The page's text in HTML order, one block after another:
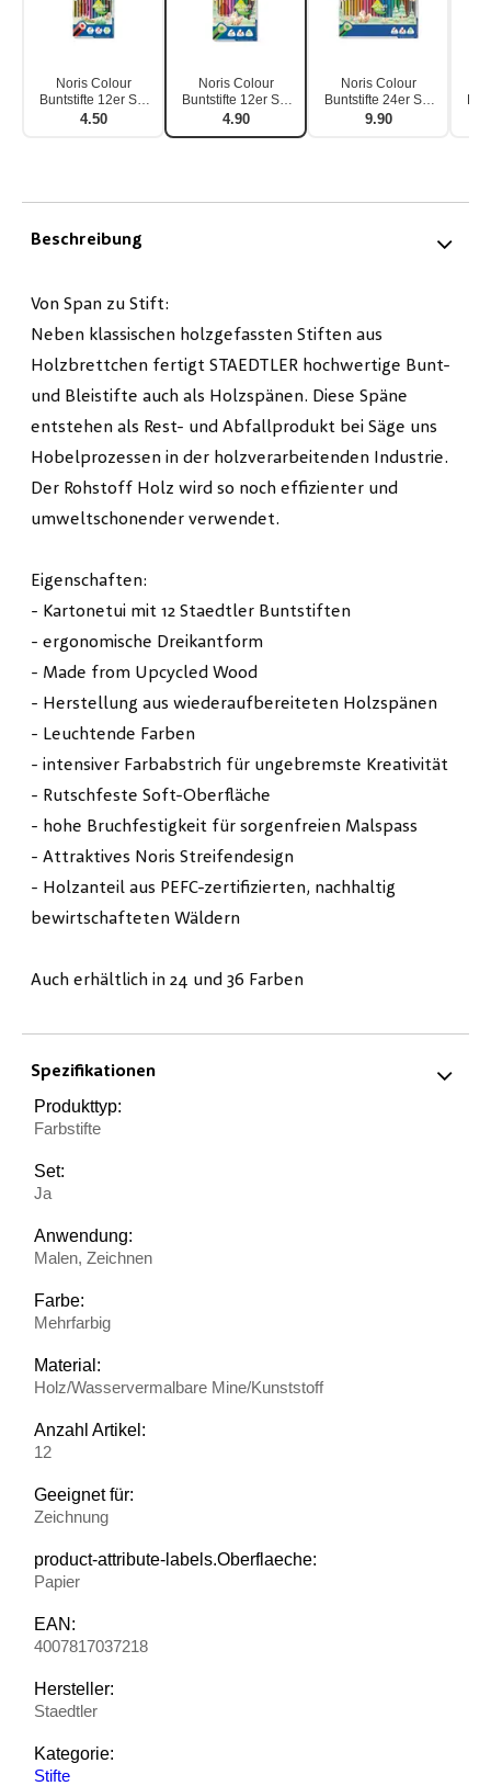
Noris Colour
Buntstifte 12er Set
Sechskant
4.50
Noris Colour
Buntstifte 12er Set
Dreikant
4.90
Noris Colour
Buntstifte 24er Set
Dreikant
9.90
Beschreibung
Von Span zu Stift:
Neben klassischen holzgefassten Stiften aus
Holzbrettchen fertigt STAEDTLER hochwertige Bunt-
und Bleistifte auch als Holzspänen. Diese Späne
entstehen als Rest- und Abfallprodukt bei Säge uns
Hobelprozessen in der holzverarbeitenden Industrie.
Der Rohstoff Holz wird so noch effizienter und
umweltschonender verwendet.
Eigenschaften:
- Kartonetui mit 12 Staedtler Buntstiften
- ergonomische Dreikantform
- Made from Upcycled Wood
- Herstellung aus wiederaufbereiteten Holzspänen
- Leuchtende Farben
- intensiver Farbabstrich für ungebremste Kreativität
- Rutschfeste Soft-Oberfläche
- hohe Bruchfestigkeit für sorgenfreien Malspass
- Attraktives Noris Streifendesign
- Holzanteil aus PEFC-zertifizierten, nachhaltig
bewirtschafteten Wäldern
Auch erhältlich in 24 und 36 Farben
Spezifikationen
Produkttyp:
Farbstifte
Set:
Ja
Anwendung:
Malen, Zeichnen
Farbe:
Mehrfarbig
Material:
Holz/Wasservermalbare Mine/Kunststoff
Anzahl Artikel:
12
Geeignet für:
Zeichnung
product-attribute-labels.Oberflaeche:
Papier
EAN:
4007817037218
Hersteller:
Staedtler
Kategorie:
Stifte